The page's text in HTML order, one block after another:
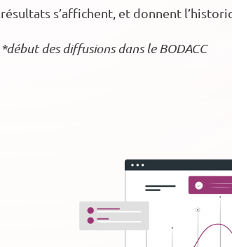
résultats s’affichent, et donnent
*début des diffusions dans le BODACC